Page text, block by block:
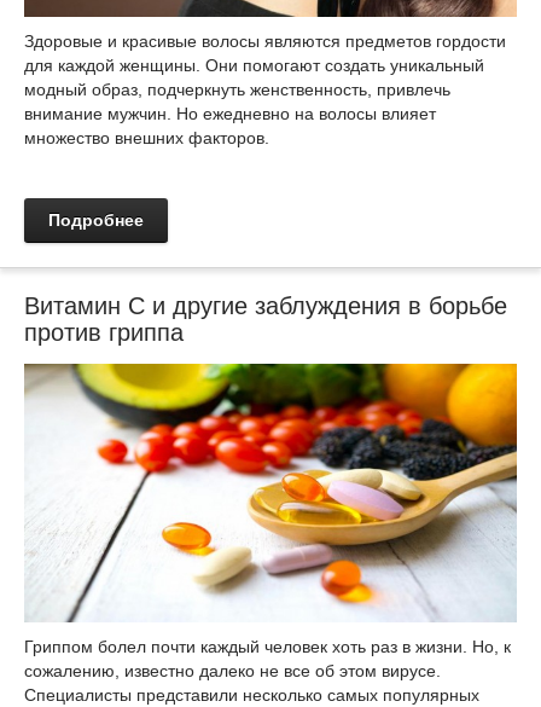
Здоровые и красивые волосы являются предметов гордости
для каждой женщины. Они помогают создать уникальный
модный образ, подчеркнуть женственность, привлечь
внимание мужчин. Но ежедневно на волосы влияет
множество внешних факторов.
Подробнее
Витамин С и другие заблуждения в борьбе
против гриппа
Гриппом болел почти каждый человек хоть раз в жизни. Но, к
сожалению, известно далеко не все об этом вирусе.
Специалисты представили несколько самых популярных